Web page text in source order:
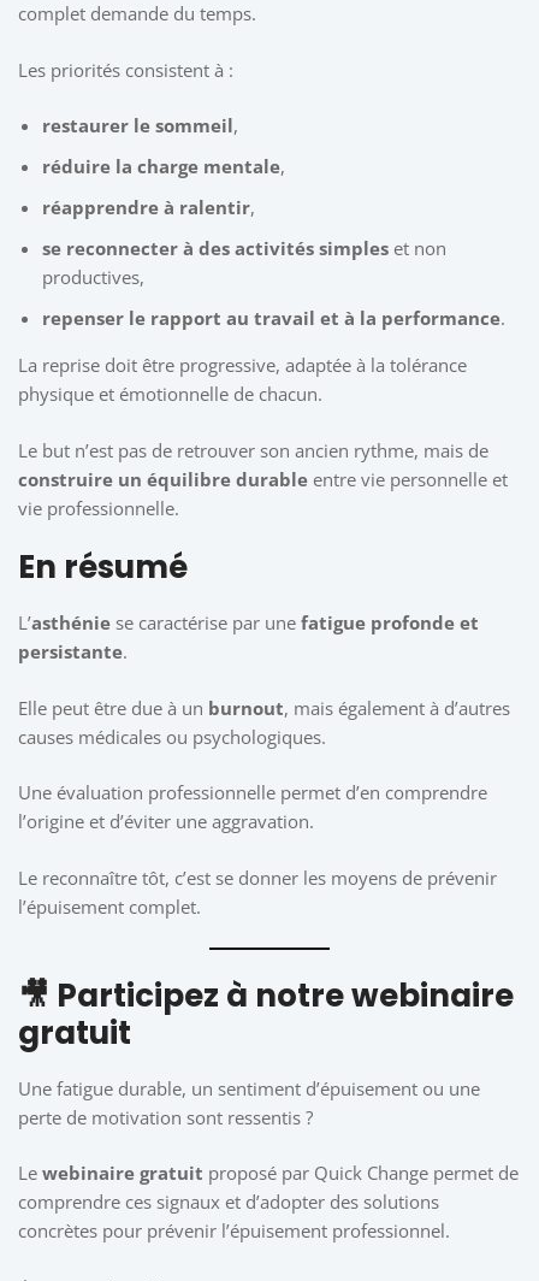
complet demande du temps.
Les priorités consistent à :
restaurer le sommeil,
réduire la charge mentale,
réapprendre à ralentir,
se reconnecter à des activités simples et non
productives,
repenser le rapport au travail et à la performance.
La reprise doit être progressive, adaptée à la tolérance
physique et émotionnelle de chacun.
Le but n’est pas de retrouver son ancien rythme, mais de
construire un équilibre durable entre vie personnelle et
vie professionnelle.
En résumé
L’asthénie se caractérise par une fatigue profonde et
persistante.
Elle peut être due à un burnout, mais également à d’autres
causes médicales ou psychologiques.
Une évaluation professionnelle permet d’en comprendre
l’origine et d’éviter une aggravation.
Le reconnaître tôt, c’est se donner les moyens de prévenir
l’épuisement complet.
🎥 Participez à notre webinaire
gratuit
Une fatigue durable, un sentiment d’épuisement ou une
perte de motivation sont ressentis ?
Le webinaire gratuit proposé par Quick Change permet de
comprendre ces signaux et d’adopter des solutions
concrètes pour prévenir l’épuisement professionnel.